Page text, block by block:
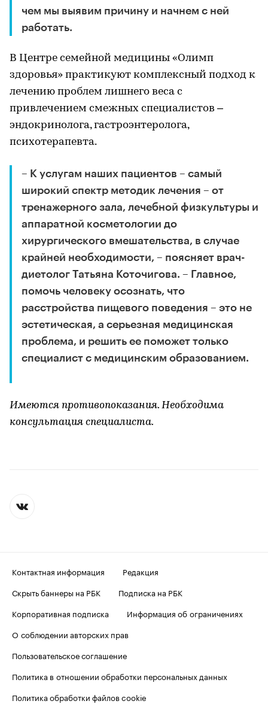
чем мы выявим причину и начнем с ней
работать.
В Центре семейной медицины «Олимп
здоровья» практикуют комплексный подход к
лечению проблем лишнего веса с
привлечением смежных специалистов –
эндокринолога, гастроэнтеролога,
психотерапевта.
– К услугам наших пациентов – самый
широкий спектр методик лечения – от
тренажерного зала, лечебной физкультуры и
аппаратной косметологии до
хирургического вмешательства, в случае
крайней необходимости, – поясняет врач-
диетолог Татьяна Коточигова. – Главное,
помочь человеку осознать, что
расстройства пищевого поведения – это не
эстетическая, а серьезная медицинская
проблема, и решить ее поможет только
специалист с медицинским образованием.
Имеются противопоказания. Необходима
консультация специалиста.
Контактная информация
Редакция
Скрыть баннеры на РБК
Подписка на РБК
Корпоративная подписка
Информация об ограничениях
О соблюдении авторских прав
Пользовательское соглашение
Политика в отношении обработки персональных данных
Политика обработки файлов cookie